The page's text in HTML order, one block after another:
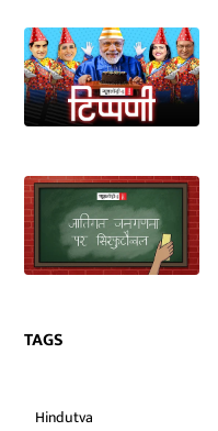
TAGS
Hindutva